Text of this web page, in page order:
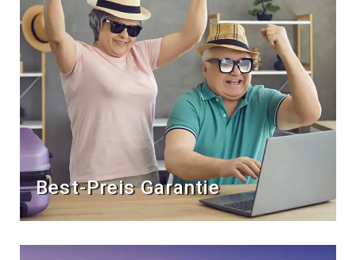
Best-Preis Garantie